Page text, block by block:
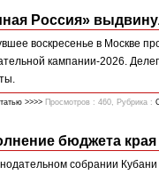
Россия»
воскресенье в Москве
кампании-2026.
>>>> Просмотров : 460, Рубрика :
бюджета края
собрании